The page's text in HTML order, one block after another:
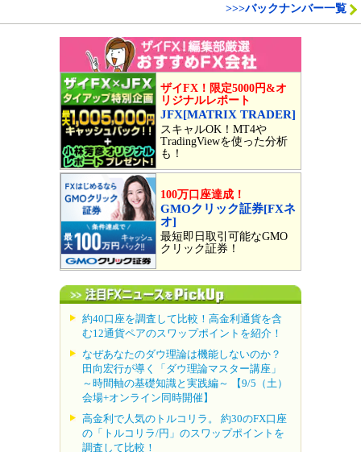
>>>バックナンバー一覧
ザイFX！限定5000円&オ
リジナルレポート
JFX[MATRIX TRADER]
スキャルOK！MT4や
TradingViewを使った分析
も！
100万口座達成！
GMOクリック証券[FXネ
オ]
最短即日取引可能なGMO
クリック証券！
約40口座を調査して比較！高金利通貨を含
む12通貨ペアのスワップポイントを紹介！
なぜあなたのダウ理論は機能しないのか？
田向宏行が導く「ダウ理論マスター講座」
～時間軸の基礎知識と実践編～ 【9/5（土）
会場+オンライン同時開催】
高金利で人気のトルコリラ。 約30のFX口座
の「トルコリラ/円」のスワップポイントを
調査して比較！